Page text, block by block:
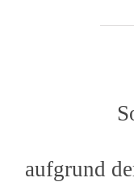
aufgrund